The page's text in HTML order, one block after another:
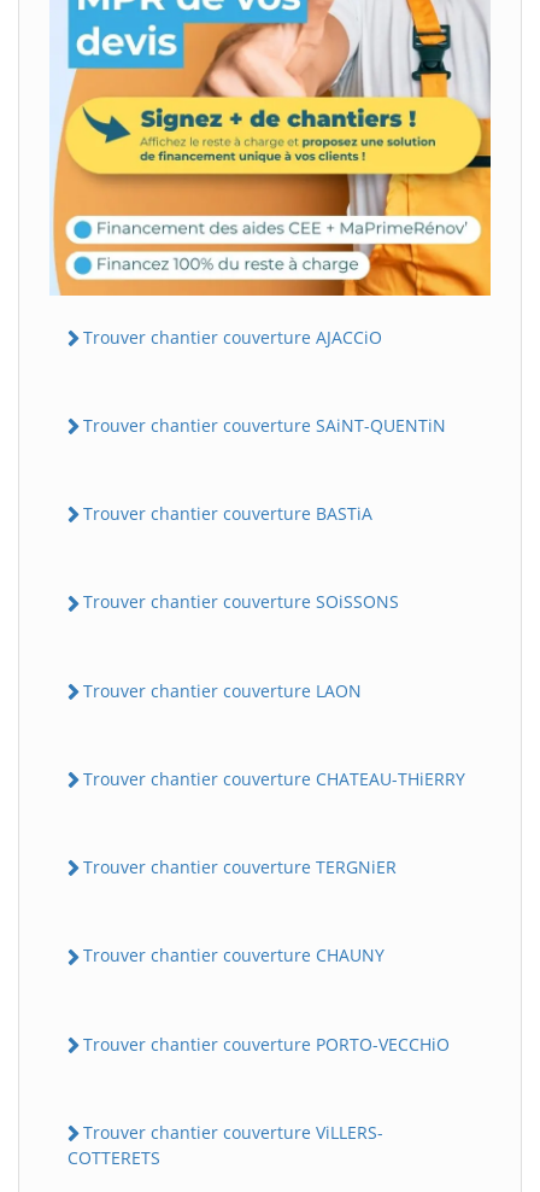
Trouver chantier couverture AJACCiO
Trouver chantier couverture SAiNT-QUENTiN
Trouver chantier couverture BASTiA
Trouver chantier couverture SOiSSONS
Trouver chantier couverture LAON
Trouver chantier couverture CHATEAU-THiERRY
Trouver chantier couverture TERGNiER
Trouver chantier couverture CHAUNY
Trouver chantier couverture PORTO-VECCHiO
Trouver chantier couverture ViLLERS-
COTTERETS